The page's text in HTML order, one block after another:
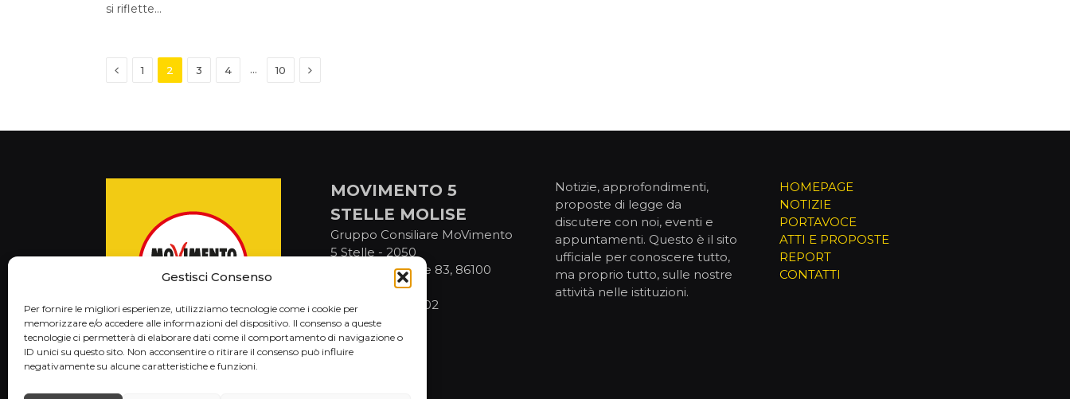
Gestisci Consenso
Per fornire le migliori esperienze, utilizziamo tecnologie come i cookie per
memorizzare e/o accedere alle informazioni del dispositivo. Il consenso a queste
tecnologie ci permetterà di elaborare dati come il comportamento di navigazione o
ID unici su questo sito. Non acconsentire o ritirare il consenso può influire
negativamente su alcune caratteristiche e funzioni.
si riflette…
Previous
1 2 3 4 … 10 Next
MOVIMENTO 5
STELLE MOLISE
Gruppo Consiliare MoVimento
5 Stelle - 2050
via IV Novembre 83, 86100
Campobasso
C.F. 92076800702
Notizie, approfondimenti,
proposte di legge da
discutere con noi, eventi e
appuntamenti. Questo è il sito
ufficiale per conoscere tutto,
ma proprio tutto, sulle nostre
attività nelle istituzioni.
HOMEPAGE
NOTIZIE
PORTAVOCE
ATTI E PROPOSTE
REPORT
CONTATTI